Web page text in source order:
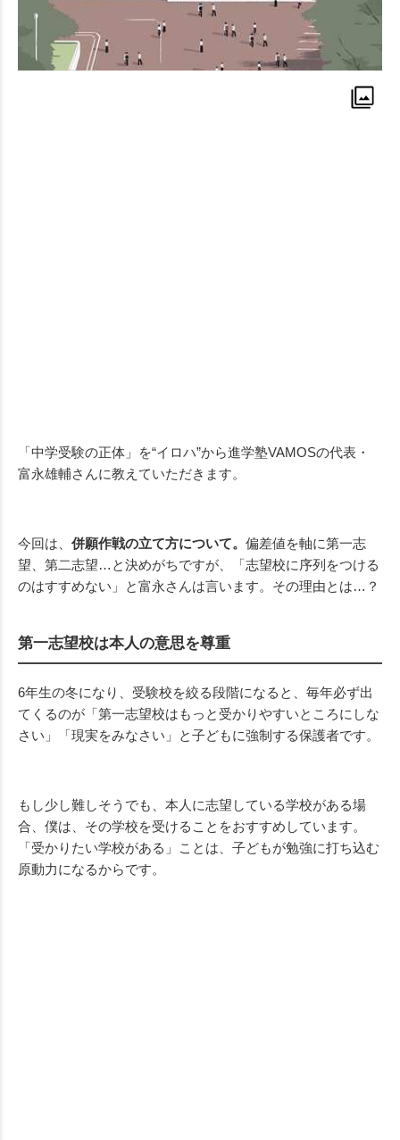
「中学受験の正体」を“イロハ”から進学塾VAMOSの代表・
富永雄輔さんに教えていただきます。
今回は、 併願作戦の立て方について。 偏差値を軸に第一志
望、第二志望…と決めがちですが、「志望校に序列をつける
のはすすめない」と富永さんは言います。その理由とは…？
第一志望校は本人の意思を尊重
6年生の冬になり、受験校を絞る段階になると、毎年必ず出
てくるのが「第一志望校はもっと受かりやすいところにしな
さい」「現実をみなさい」と子どもに強制する保護者です。
もし少し難しそうでも、本人に志望している学校がある場
合、僕は、その学校を受けることをおすすめしています。
「受かりたい学校がある」ことは、子どもが勉強に打ち込む
原動力になるからです。